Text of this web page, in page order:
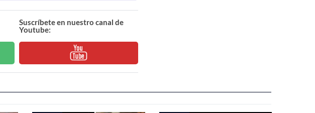
Suscríbete en nuestro canal de
Youtube: